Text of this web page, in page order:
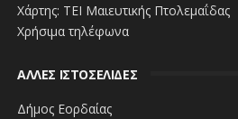
Χάρτης: ΤΕΙ Μαιευτικής Πτολεμαΐδας
Χρήσιμα τηλέφωνα
ΑΛΛΕΣ ΙΣΤΟΣΕΛΙΔΕΣ
Δήμος Εορδαίας